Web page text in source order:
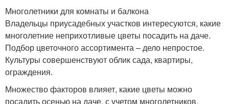
Многолетники для комнаты и балкона
Владельцы приусадебных участков интересуются, какие
многолетние неприхотливые цветы посадить на даче.
Подбор цветочного ассортимента – дело непростое.
Культуры совершенствуют облик сада, квартиры,
ограждения.
Множество факторов влияет, какие цветы можно
посадить осенью на даче, с учетом многолетников.